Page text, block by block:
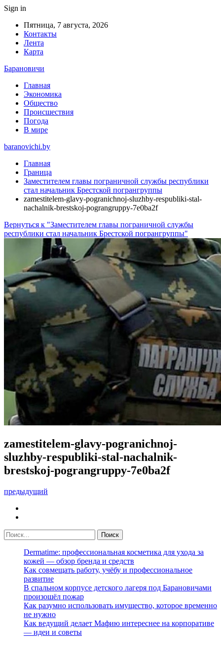
Sign in
Пятница, 7 августа, 2026
Контакты
Лента
Карта
Барановичи
Главная
Экономика
Общество
Происшествия
Погода
В мире
baranovichi.by
Главная
Граница
Заместителем главы пограничной службы республики
стал начальник Брестской погрангруппы
zamestitelem-glavy-pogranichnoj-sluzhby-respubliki-stal-
nachalnik-brestskoj-pograngruppy-7e0ba2f
Вернуться к "Заместителем главы пограничной службы
республики стал начальник Брестской погрангруппы"
zamestitelem-glavy-pogranichnoj-
sluzhby-respubliki-stal-nachalnik-
brestskoj-pograngruppy-7e0ba2f
предыдущий
Dermatime: профессиональная косметика для ухода за
кожей — обзор бренда и средств
Как совмещать работу, учёбу и профессиональное
развитие
В спальном корпусе детского лагеря под Барановичами
произошёл пожар
Как разумно использовать имущество, которое временно
не нужно
Как ведущий делает Мафию интереснее на корпоративе
— идеи и советы